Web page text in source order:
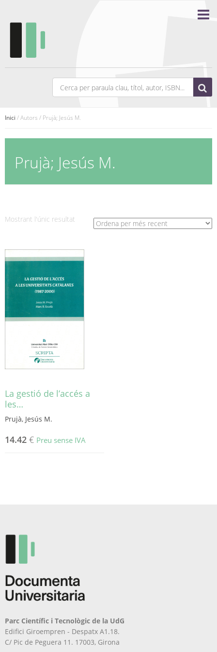
Inici / Autors / Prujà; Jesús M.
Prujà; Jesús M.
Mostrant l'únic resultat
La gestió de l’accés a
les…
Prujà, Jesús M.
14.42 € Preu sense IVA
Parc Científic i Tecnològic de la UdG
Edifici Giroempren - Despatx A1.18.
C/ Pic de Peguera 11. 17003, Girona